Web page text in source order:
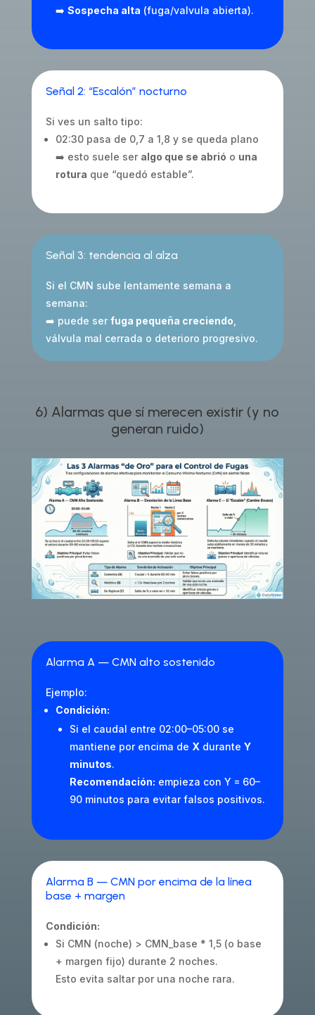
➡️ Sospecha alta (fuga/valvula abierta).
Señal 2: “Escalón” nocturno
Si ves un salto tipo:
02:30 pasa de 0,7 a 1,8 y se queda plano
➡️ esto suele ser algo que se abrió o una
rotura que “quedó estable”.
Señal 3: tendencia al alza
Si el CMN sube lentamente semana a
semana:
➡️ puede ser fuga pequeña creciendo
válvula mal cerrada o deterioro progresivo.
6) Alarmas que sí merecen existir (y no
generan ruido)
Alarma A — CMN alto sostenido
Ejemplo:
Condición:
Si el caudal entre 02:00–05:00 se
mantiene por encima de X durante Y
minutos.
Recomendación: empieza con Y = 60–
90 minutos para evitar falsos positivos.
Alarma B — CMN por encima de la línea
base + margen
Condición:
Si CMN (noche) > CMN_base * 1,5 (o base
+ margen fijo) durante 2 noches.
Esto evita saltar por una noche rara.